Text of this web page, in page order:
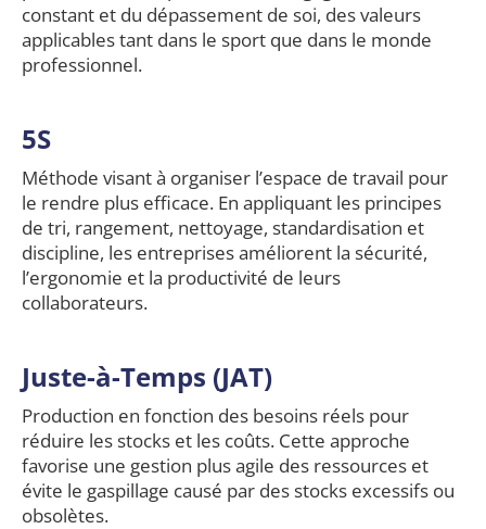
constant et du dépassement de soi, des valeurs
applicables tant dans le sport que dans le monde
professionnel.
5S
Méthode visant à organiser l’espace de travail pour
le rendre plus efficace. En appliquant les principes
de tri, rangement, nettoyage, standardisation et
discipline, les entreprises améliorent la sécurité,
l’ergonomie et la productivité de leurs
collaborateurs.
Juste-à-Temps (JAT)
Production en fonction des besoins réels pour
réduire les stocks et les coûts. Cette approche
favorise une gestion plus agile des ressources et
évite le gaspillage causé par des stocks excessifs ou
obsolètes.